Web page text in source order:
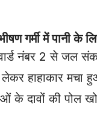
पानी के लिए
नंबर 2 से जल
हाहाकार मचा
दावों की पोल